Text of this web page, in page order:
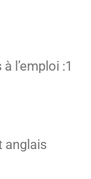
l’emploi :1
anglais